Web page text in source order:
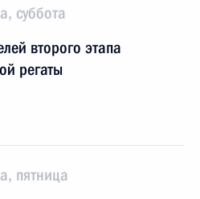
суббота
второго этапа
регаты
пятница